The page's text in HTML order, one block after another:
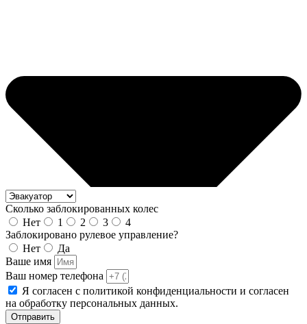
Сколько заблокированных колес
Нет
1 2 3
4
Заблокировано рулевое управление?
Нет
Да
Ваше имя
Ваш номер телефона
Я согласен с политикой конфиденциальности и согласен
на обработку персональных данных.
Отправить